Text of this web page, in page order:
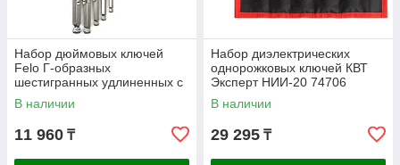
Набор дюймовых ключей
Felo Г-образных
шестигранных удлиненных с
шаровым окончанием. HEX
050"-3/8" 13шт.
В наличии
11 960 ₸
Набор диэлектрических
однорожковых ключей КВТ
Эксперт НИИ-20 74706
В наличии
29 295 ₸